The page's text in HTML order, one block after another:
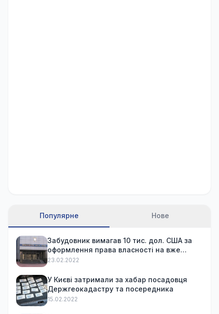
Популярне Нове
Забудовник вимагав 10 тис. дол. США за
оформлення права власності на вже
куплену квартиру
23.02.2022
У Києві затримали за хабар посадовця
Держгеокадастру та посередника
15.02.2022